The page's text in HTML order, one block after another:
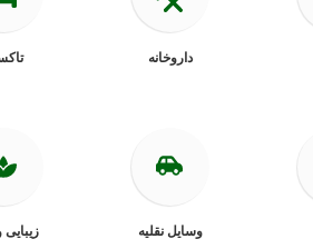
داروخانه
وسایل نقلیه زیبایی